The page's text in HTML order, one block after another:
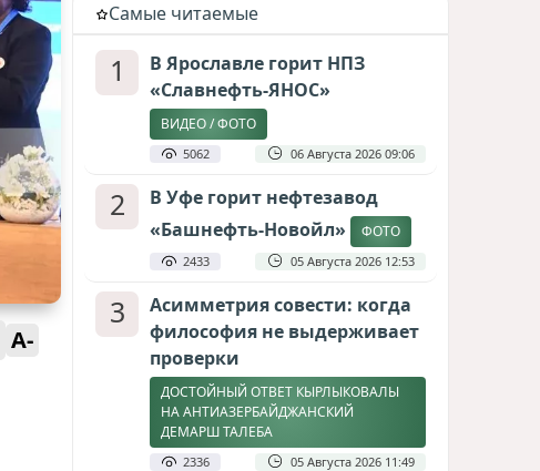
A-
Cамые читаемые
1
В Ярославле горит НПЗ
«Славнефть-ЯНОС»
ВИДЕО / ФОТО
5062 06 Августа 2026 09:06
2
В Уфе горит нефтезавод
«Башнефть-Новойл»
ФОТО
2433 05 Августа 2026 12:53
3
Асимметрия совести: когда
философия не выдерживает
проверки
ДОСТОЙНЫЙ ОТВЕТ КЫРЛЫКОВАЛЫ
НА АНТИАЗЕРБАЙДЖАНСКИЙ
ДЕМАРШ ТАЛЕБА
2336 05 Августа 2026 11:49